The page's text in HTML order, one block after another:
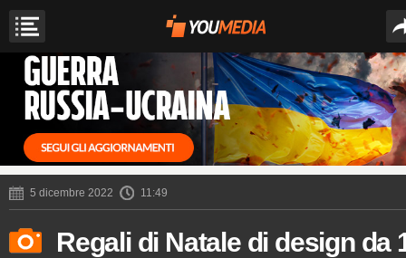
5 dicembre 2022 11:49
Regali di Natale di design da